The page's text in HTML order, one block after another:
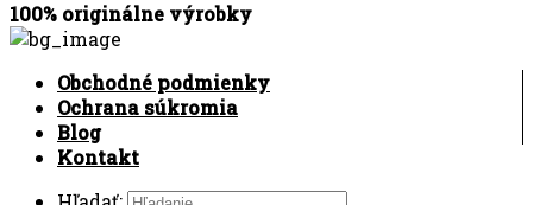
100% originálne výrobky
Obchodné podmienky
Ochrana súkromia
Blog
Kontakt